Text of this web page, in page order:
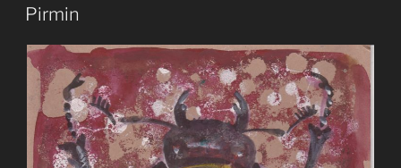
AM
Pirmin